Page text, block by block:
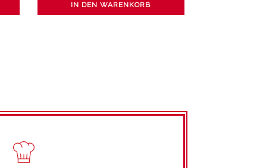
IN DEN WARENKORB